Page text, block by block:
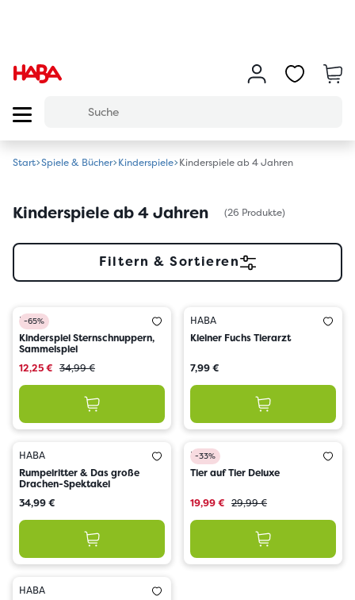
Start Spiele & Bücher Kinderspiele Kinderspiele ab 4 Jahren
Kinderspiele ab 4 Jahren (26 Produkte)
Filtern & Sortieren
-65%
HABA
Kinderspiel Sternschnuppern,
Sammelspiel
12,25 € 34,99 €
HABA
Kleiner Fuchs Tierarzt
7,99 €
HABA
Rumpelritter & Das große
Drachen-Spektakel
34,99 €
-33%
HABA
Tier auf Tier Deluxe
19,99 € 29,99 €
HABA